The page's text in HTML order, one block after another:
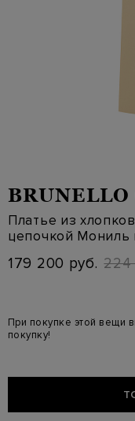
Платье из
цепочкой Мониль
179 200 руб. 224
При покупке этой вещи
покупку!